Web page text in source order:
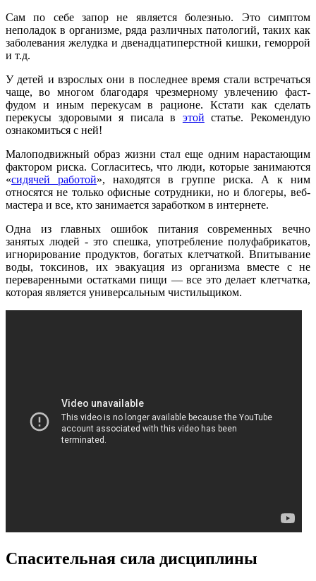
Сам по себе запор не является болезнью. Это симптом
неполадок в организме, ряда различных патологий, таких как
заболевания желудка и двенадцатиперстной кишки, геморрой
и т.д.
У детей и взрослых они в последнее время стали встречаться
чаще, во многом благодаря чрезмерному увлечению фаст-
фудом и иным перекусам в рационе. Кстати как сделать
перекусы здоровыми я писала в этой статье. Рекомендую
ознакомиться с ней!
Малоподвижный образ жизни стал еще одним нарастающим
фактором риска. Согласитесь, что люди, которые занимаются
«сидячей работой», находятся в группе риска. А к ним
относятся не только офисные сотрудники, но и блогеры, веб-
мастера и все, кто занимается заработком в интернете.
Одна из главных ошибок питания современных вечно
занятых людей - это спешка, употребление полуфабрикатов,
игнорирование продуктов, богатых клетчаткой. Впитывание
воды, токсинов, их эвакуация из организма вместе с не
переваренными остатками пищи — все это делает клетчатка,
которая является универсальным чистильщиком.
Спасительная сила дисциплины